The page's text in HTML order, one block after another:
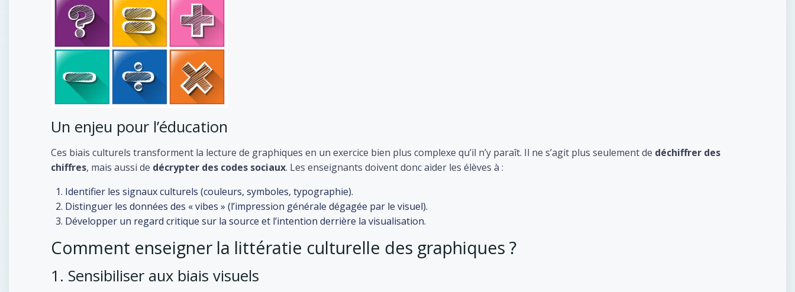
Un enjeu pour l’éducation
Ces biais culturels transforment la lecture de graphiques en un exercice bien plus complexe qu’il n’y paraît. Il ne s’agit plus seulement de déchiffrer des
chiffres, mais aussi de décrypter des codes sociaux. Les enseignants doivent donc aider les élèves à :
Identifier les signaux culturels (couleurs, symboles, typographie).
Distinguer les données des « vibes » (l’impression générale dégagée par le visuel).
Développer un regard critique sur la source et l’intention derrière la visualisation.
Comment enseigner la littératie culturelle des graphiques ?
1. Sensibiliser aux biais visuels